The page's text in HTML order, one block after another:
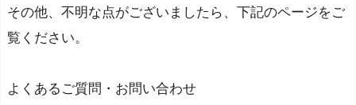
その他、不明な点がございましたら、下記のページをご
覧ください。
よくあるご質問・お問い合わせ